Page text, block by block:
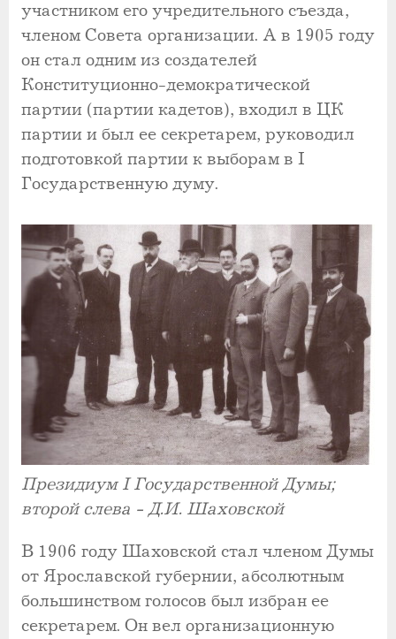
участником его учредительного съезда,
членом Совета организации. А в 1905 году
он стал одним из создателей
Конституционно-демократической
партии (партии кадетов), входил в ЦК
партии и был ее секретарем, руководил
подготовкой партии к выборам в I
Государственную думу.
Президиум I Государственной Думы;
второй слева - Д.И. Шаховской
В 1906 году Шаховской стал членом Думы
от Ярославской губернии, абсолютным
большинством голосов был избран ее
секретарем. Он вел организационную